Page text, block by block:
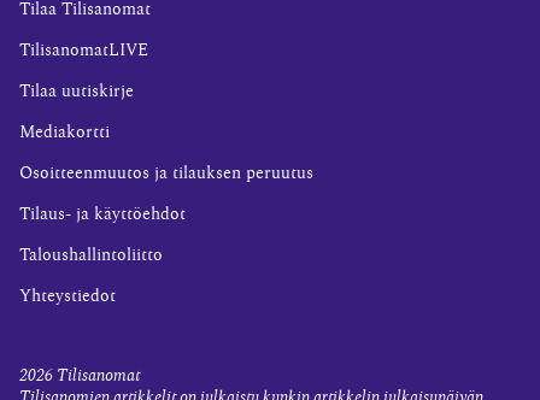
Tilaa Tilisanomat
TilisanomatLIVE
Tilaa uutiskirje
Mediakortti
Osoitteenmuutos ja tilauksen peruutus
Tilaus- ja käyttöehdot
Taloushallintoliitto
Yhteystiedot
2026 Tilisanomat